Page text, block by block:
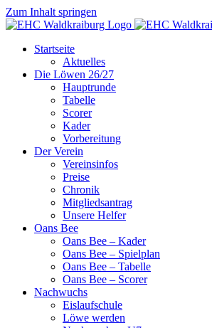
Zum Inhalt springen
Startseite
Aktuelles
Die Löwen 26/27
Hauptrunde
Tabelle
Scorer
Kader
Vorbereitung
Der Verein
Vereinsinfos
Preise
Chronik
Mitgliedsantrag
Unsere Helfer
Oans Bee
Oans Bee – Kader
Oans Bee – Spielplan
Oans Bee – Tabelle
Oans Bee – Scorer
Nachwuchs
Eislaufschule
Löwe werden